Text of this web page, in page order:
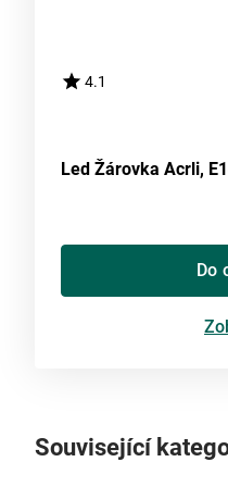
4.1
Led Žárovka Acrli,
Do
Související